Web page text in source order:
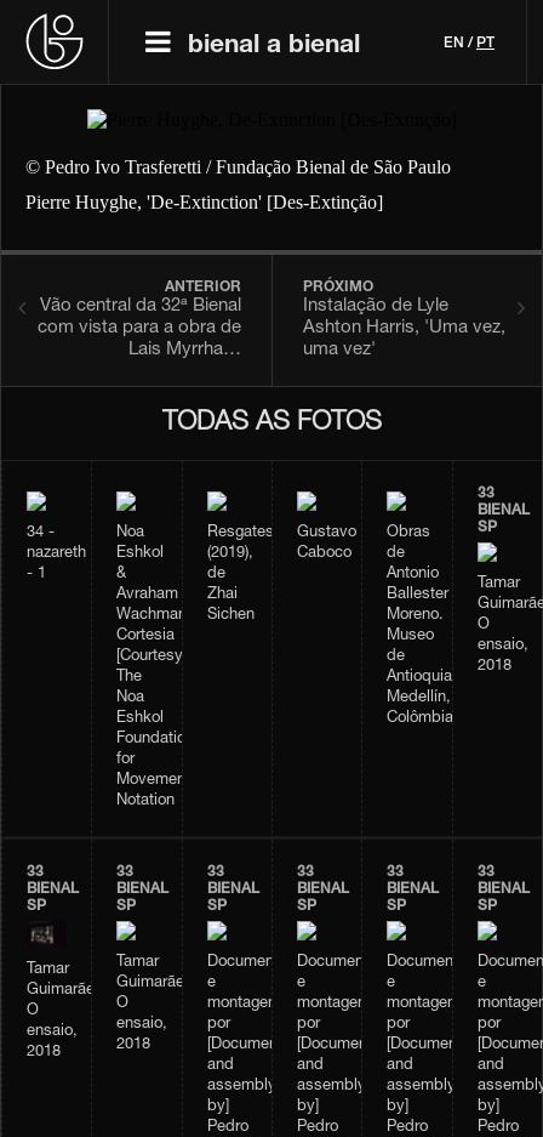
bienal a bienal EN / PT
© Pedro Ivo Trasferetti / Fundação Bienal de São Paulo
Pierre Huyghe, 'De-Extinction' [Des-Extinção]
ANTERIOR
Vão central da 32ª Bienal
com vista para a obra de
Lais Myrrha…
PRÓXIMO
Instalação de Lyle
Ashton Harris, 'Uma vez,
uma vez'
TODAS AS FOTOS
34 -
nazareth
- 1
Noa
Eshkol
&
Avraham
Wachman
Cortesia
[Courtesy]:
The
Noa
Eshkol
Foundation
for
Movement
Notation
Resgates
(2019),
de
Zhai
Sichen
Gustavo
Caboco
Obras
de
Antonio
Ballester
Moreno.
Museo
de
Antioquia.
Medellín,
Colômbia.
33
BIENAL
SP
Tamar
O
ensaio,
2018
33
BIENAL
SP
Tamar
Guimarães,
O
ensaio,
2018
33
BIENAL
SP
Tamar
Guimarães,
O
ensaio,
2018
33
BIENAL
SP
Documentação
e
montagem
por
[Documentation
and
assembly
by]
Pedro
33
BIENAL
SP
Documentação
e
montagem
por
[Documentation
and
assembly
by]
Pedro
33
BIENAL
SP
Documentação
e
montagem
por
[Documentation
and
assembly
by]
Pedro
33
BIENAL
SP
e
por
and
by]
Pedro